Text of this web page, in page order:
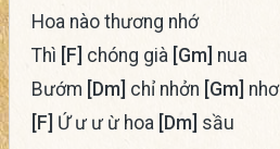
Hoa nào thương nhớ
Thì
[F] chóng già [Gm] nua
Bướm
[Dm] chỉ nhởn [Gm] nhơ
[F] Ứ ư ư ừ hoa [Dm] sầu